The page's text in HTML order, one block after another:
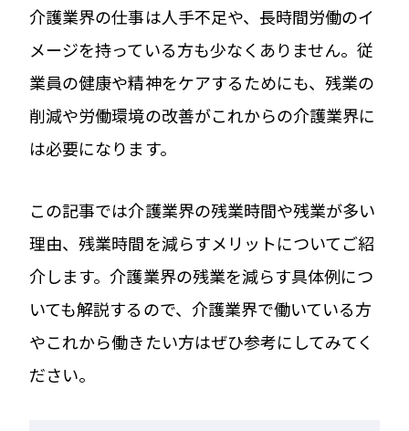
介護業界の仕事は人手不足や、長時間労働のイ
メージを持っている方も少なくありません。従
業員の健康や精神をケアするためにも、残業の
削減や労働環境の改善がこれからの介護業界に
は必要になります。
この記事では介護業界の残業時間や残業が多い
理由、残業時間を減らすメリットについてご紹
介します。介護業界の残業を減らす具体例につ
いても解説するので、介護業界で働いている方
やこれから働きたい方はぜひ参考にしてみてく
ださい。